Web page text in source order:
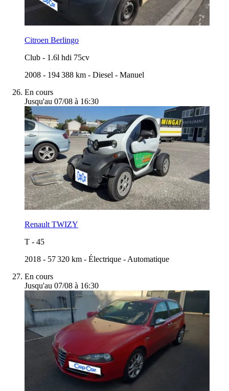
Citroen Berlingo
Club - 1.6l hdi 75cv
2008 - 194 388 km - Diesel - Manuel
En cours
Jusqu'au 07/08 à 16:30
Renault TWIZY
T - 45
2018 - 57 320 km - Électrique - Automatique
En cours
Jusqu'au 07/08 à 16:30